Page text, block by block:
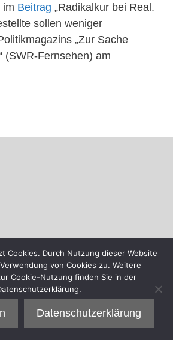
im Beitrag „Radikalkur bei Real.
sollen weniger
„Zur Sache
(SWR-Fernsehen) am
Cookies. Durch Nutzung dieser Website
von Cookies zu. Weitere
Cookie-Nutzung finden Sie in der
Datenschutzerklärung